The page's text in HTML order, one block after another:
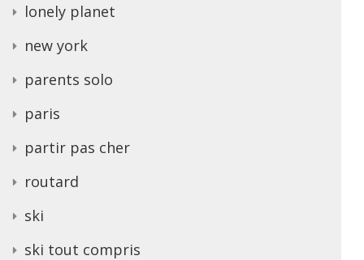
lonely planet
new york
parents solo
paris
partir pas cher
routard
ski
ski tout compris